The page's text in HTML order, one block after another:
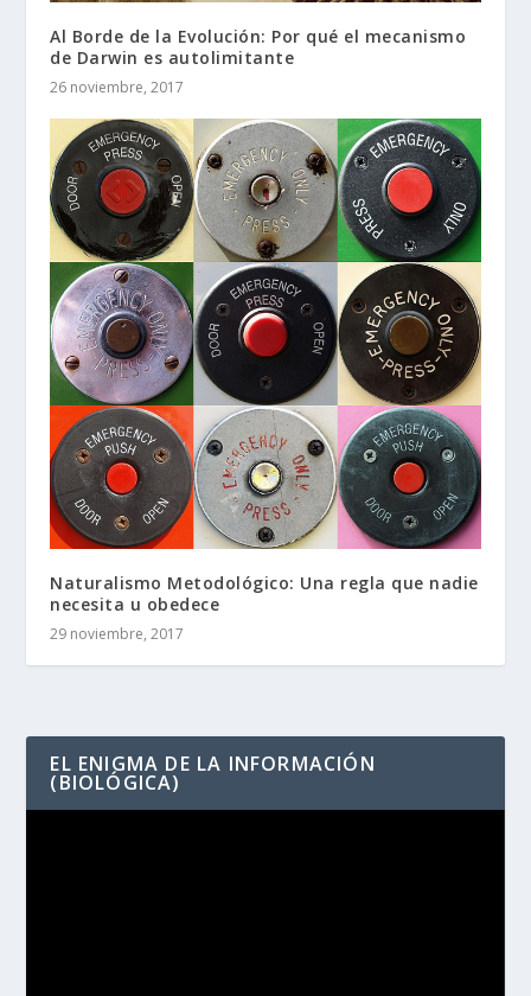
Al Borde de la Evolución: Por qué el mecanismo
de Darwin es autolimitante
26 noviembre, 2017
Naturalismo Metodológico: Una regla que nadie
necesita u obedece
29 noviembre, 2017
EL ENIGMA DE LA INFORMACIÓN
(BIOLÓGICA)